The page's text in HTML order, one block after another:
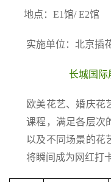
地点：E1馆/ E2馆
实施单位：北京插
长城国际
欧美花艺、婚庆花
课程，满足各层次
以及不同场景的花
将瞬间成为网红打